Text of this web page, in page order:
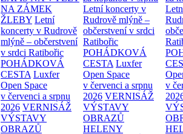
NA ZÁMEK
ŽLEBY Letní
koncerty v Rudrově
mlýně – občerstvení
v srdci Ratibořic
POHÁDKOVÁ
CESTA Luxfer
Open Space
v červenci a srpnu
2026 VERNISÁŽ
VÝSTAVY
OBRAZŮ
Letní koncerty v
Rudrově mlýně –
občerstvení v srdci
Ratibořic
POHÁDKOVÁ
CESTA Luxfer
Open Space
v červenci a srpnu
2026 VERNISÁŽ
VÝSTAVY
OBRAZŮ
HELENY
v